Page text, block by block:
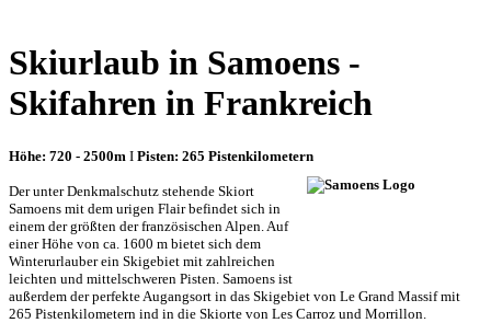
Skiurlaub in Samoens -
Skifahren in Frankreich
Höhe: 720 - 2500m I Pisten: 265 Pistenkilometern
Der unter Denkmalschutz stehende Skiort
Samoens mit dem urigen Flair befindet sich in
einem der größten der französischen Alpen. Auf
einer Höhe von ca. 1600 m bietet sich dem
Winterurlauber ein Skigebiet mit zahlreichen
leichten und mittelschweren Pisten. Samoens ist
außerdem der perfekte Augangsort in das Skigebiet von Le Grand Massif mit
265 Pistenkilometern ind in die Skiorte von Les Carroz und Morrillon.